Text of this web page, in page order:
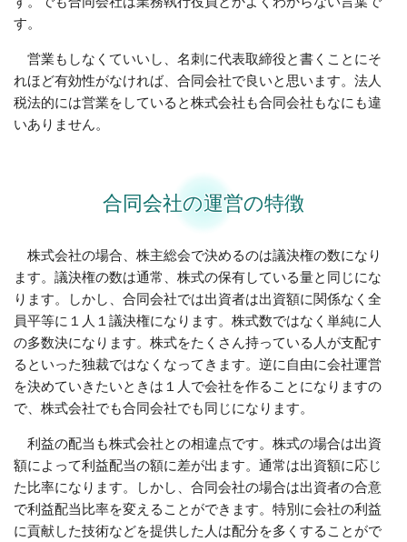
す。
営業もしなくていいし、名刺に代表取締役と書くことにそ
れほど有効性がなければ、合同会社で良いと思います。法人
税法的には営業をしていると株式会社も合同会社もなにも違
いありません。
合同会社の運営の特徴
株式会社の場合、株主総会で決めるのは議決権の数になり
ます。議決権の数は通常、株式の保有している量と同じにな
ります。しかし、合同会社では出資者は出資額に関係なく全
員平等に１人１議決権になります。株式数ではなく単純に人
の多数決になります。株式をたくさん持っている人が支配す
るといった独裁ではなくなってきます。逆に自由に会社運営
を決めていきたいときは１人で会社を作ることになりますの
で、株式会社でも合同会社でも同じになります。
利益の配当も株式会社との相違点です。株式の場合は出資
額によって利益配当の額に差が出ます。通常は出資額に応じ
た比率になります。しかし、合同会社の場合は出資者の合意
で利益配当比率を変えることができます。特別に会社の利益
に貢献した技術などを提供した人は配分を多くすることがで